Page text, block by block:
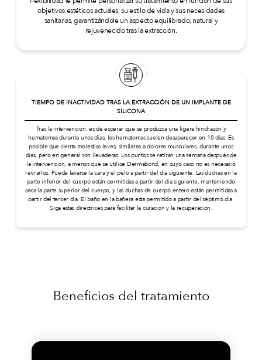
objetivos estéticos actuales, su estilo de vida y sus necesidades
sanitarias, garantizándole un aspecto equilibrado, natural y
rejuvenecido tras la extracción.
TIEMPO DE INACTIVIDAD TRAS LA EXTRACCIÓN DE UN IMPLANTE DE
SILICONA
Tras la intervención, es de esperar que se produzca una ligera hinchazón y
hematomas durante unos días; los hematomas suelen desaparecer en 10 días. Es
posible que sienta molestias leves, similares a dolores musculares, durante unos
días, pero en general son llevaderas. Los puntos se retiran una semana después de
la intervención, a menos que se utilice Dermabond, en cuyo caso no es necesario
retirarlos. Puede lavarse la cara y el pelo a partir del día siguiente. Las duchas en la
parte inferior del cuerpo están permitidas a partir del día siguiente, manteniendo
seca la parte superior del cuerpo, y las duchas de cuerpo entero están permitidas a
partir del tercer día. El baño en la bañera está permitido a partir del séptimo día.
Siga estas directrices para facilitar la curación y la recuperación.
Beneficios del tratamiento